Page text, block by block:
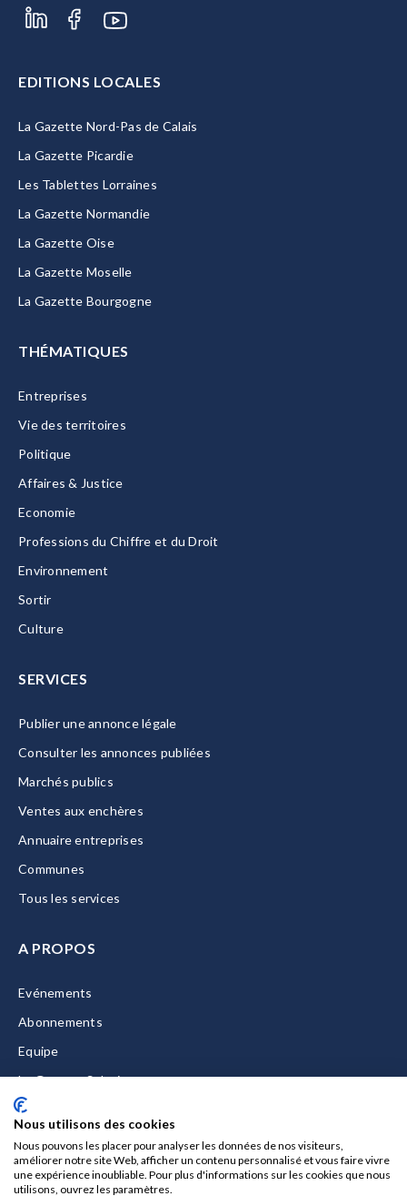
EDITIONS LOCALES
La Gazette Nord-Pas de Calais
La Gazette Picardie
Les Tablettes Lorraines
La Gazette Normandie
La Gazette Oise
La Gazette Moselle
La Gazette Bourgogne
THÉMATIQUES
Entreprises
Vie des territoires
Politique
Affaires & Justice
Economie
Professions du Chiffre et du Droit
Environnement
Sortir
Culture
SERVICES
Publier une annonce légale
Consulter les annonces publiées
Marchés publics
Ventes aux enchères
Annuaire entreprises
Communes
Tous les services
A PROPOS
Evénements
Abonnements
Equipe
La Gazette Solutions
Nous contacter
Nous utilisons des cookies
Nous pouvons les placer pour analyser les données de nos visiteurs,
améliorer notre site Web, afficher un contenu personnalisé et vous faire vivre
une expérience inoubliable. Pour plus d'informations sur les cookies que nous
utilisons, ouvrez les paramètres.